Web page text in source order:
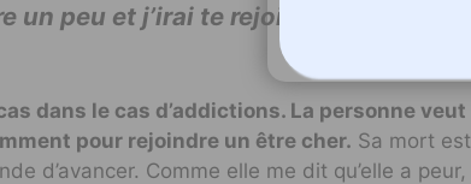
un peu et j’irai te rejoindre
dans le cas d’addictions. La personne veut
pour rejoindre un être cher. Sa mort
d’avancer. Comme elle me dit qu’elle a